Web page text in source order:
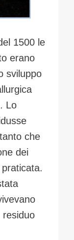
1500 le
erano
sviluppo
Lo
che
dei
residuo